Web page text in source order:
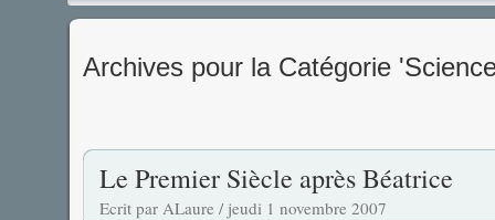
Archives pour la Catégorie
Le Premier Siècle après Béatrice
Ecrit par ALaure / jeudi 1 novembre 2007